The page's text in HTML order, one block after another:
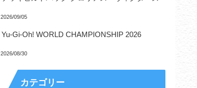
2026/09/05
Yu-Gi-Oh! WORLD CHAMPIONSHIP 2026
2026/08/30
カテゴリー